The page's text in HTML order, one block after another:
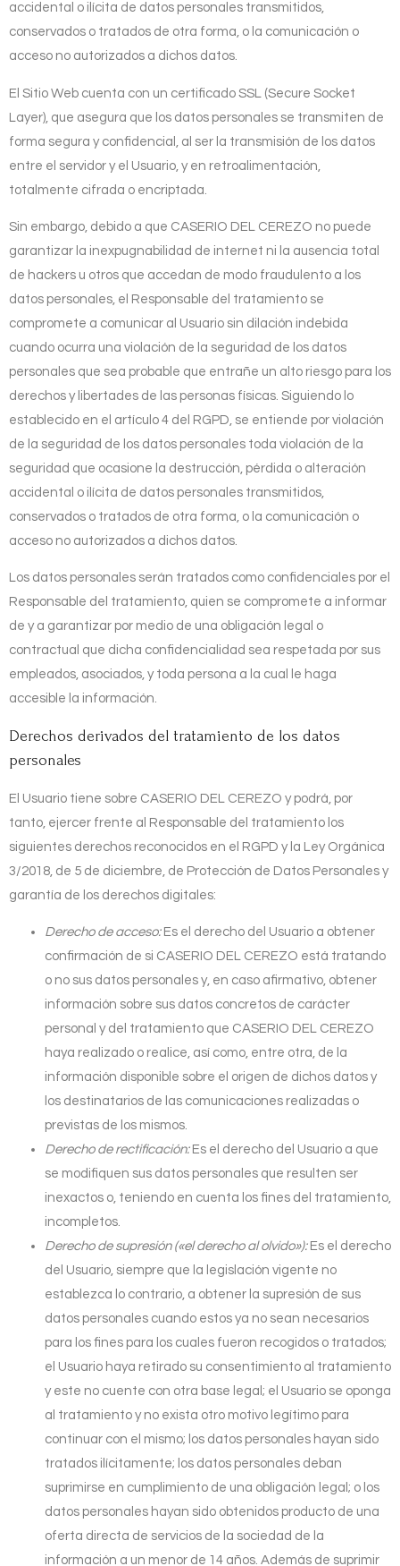
accidental o ilícita de datos personales transmitidos,
conservados o tratados de otra forma, o la comunicación o
acceso no autorizados a dichos datos.
El Sitio Web cuenta con un certificado SSL (Secure Socket
Layer), que asegura que los datos personales se transmiten de
forma segura y confidencial, al ser la transmisión de los datos
entre el servidor y el Usuario, y en retroalimentación,
totalmente cifrada o encriptada.
Sin embargo, debido a que CASERIO DEL CEREZO no puede
garantizar la inexpugnabilidad de internet ni la ausencia total
de hackers u otros que accedan de modo fraudulento a los
datos personales, el Responsable del tratamiento se
compromete a comunicar al Usuario sin dilación indebida
cuando ocurra una violación de la seguridad de los datos
personales que sea probable que entrañe un alto riesgo para los
derechos y libertades de las personas físicas. Siguiendo lo
establecido en el artículo 4 del RGPD, se entiende por violación
de la seguridad de los datos personales toda violación de la
seguridad que ocasione la destrucción, pérdida o alteración
accidental o ilícita de datos personales transmitidos,
conservados o tratados de otra forma, o la comunicación o
acceso no autorizados a dichos datos.
Los datos personales serán tratados como confidenciales por el
Responsable del tratamiento, quien se compromete a informar
de y a garantizar por medio de una obligación legal o
contractual que dicha confidencialidad sea respetada por sus
empleados, asociados, y toda persona a la cual le haga
accesible la información.
Derechos derivados del tratamiento de los datos
personales
El Usuario tiene sobre CASERIO DEL CEREZO y podrá, por
tanto, ejercer frente al Responsable del tratamiento los
siguientes derechos reconocidos en el RGPD y la Ley Orgánica
3/2018, de 5 de diciembre, de Protección de Datos Personales y
garantía de los derechos digitales:
Derecho de acceso:Es el derecho del Usuario a obtener
confirmación de si CASERIO DEL CEREZO está tratando
o no sus datos personales y, en caso afirmativo, obtener
información sobre sus datos concretos de carácter
personal y del tratamiento que CASERIO DEL CEREZO
haya realizado o realice, así como, entre otra, de la
información disponible sobre el origen de dichos datos y
los destinatarios de las comunicaciones realizadas o
previstas de los mismos.
Derecho de rectificación:Es el derecho del Usuario a que
se modifiquen sus datos personales que resulten ser
inexactos o, teniendo en cuenta los fines del tratamiento,
incompletos.
Derecho de supresión («el derecho al olvido»):Es el derecho
del Usuario, siempre que la legislación vigente no
establezca lo contrario, a obtener la supresión de sus
datos personales cuando estos ya no sean necesarios
para los fines para los cuales fueron recogidos o tratados;
el Usuario haya retirado su consentimiento al tratamiento
y este no cuente con otra base legal; el Usuario se oponga
al tratamiento y no exista otro motivo legítimo para
continuar con el mismo; los datos personales hayan sido
tratados ilícitamente; los datos personales deban
suprimirse en cumplimiento de una obligación legal; o los
datos personales hayan sido obtenidos producto de una
oferta directa de servicios de la sociedad de la
información a un menor de 14 años. Además de suprimir